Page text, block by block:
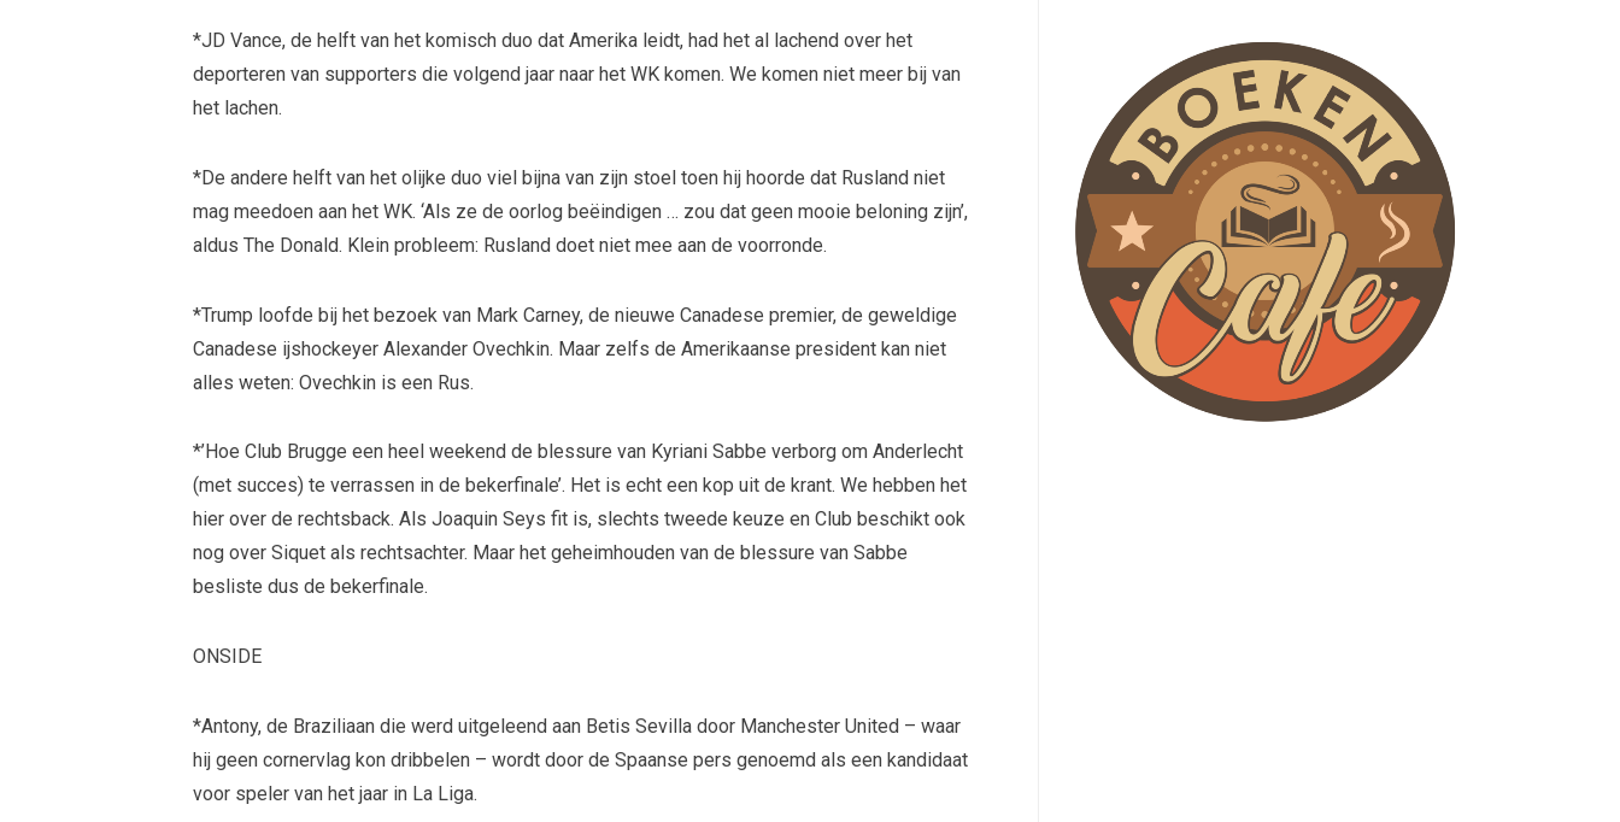
*JD Vance, de helft van het komisch duo dat Amerika leidt, had het al lachend over het
deporteren van supporters die volgend jaar naar het WK komen. We komen niet meer bij van
het lachen.
*De andere helft van het olijke duo viel bijna van zijn stoel toen hij hoorde dat Rusland niet
mag meedoen aan het WK. ‘Als ze de oorlog beëindigen … zou dat geen mooie beloning zijn’,
aldus The Donald. Klein probleem: Rusland doet niet mee aan de voorronde.
*Trump loofde bij het bezoek van Mark Carney, de nieuwe Canadese premier, de geweldige
Canadese ijshockeyer Alexander Ovechkin. Maar zelfs de Amerikaanse president kan niet
alles weten: Ovechkin is een Rus.
*’Hoe Club Brugge een heel weekend de blessure van Kyriani Sabbe verborg om Anderlecht
(met succes) te verrassen in de bekerfinale’. Het is echt een kop uit de krant. We hebben het
hier over de rechtsback. Als Joaquin Seys fit is, slechts tweede keuze en Club beschikt ook
nog over Siquet als rechtsachter. Maar het geheimhouden van de blessure van Sabbe
besliste dus de bekerfinale.
ONSIDE
*Antony, de Braziliaan die werd uitgeleend aan Betis Sevilla door Manchester United – waar
hij geen cornervlag kon dribbelen – wordt door de Spaanse pers genoemd als een kandidaat
voor speler van het jaar in La Liga.